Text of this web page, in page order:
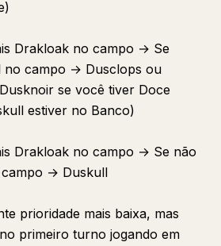
Drakloak no campo → Se
no campo → Dusclops ou
se você tiver Doce
estiver no Banco)
Drakloak no campo → Se não
→ Duskull
prioridade mais baixa, mas
primeiro turno jogando em